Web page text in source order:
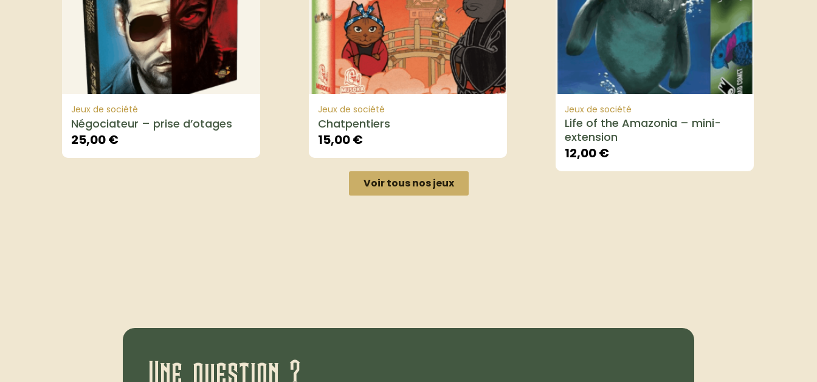
Jeux de société
Négociateur – prise d’otages
25,00€
Jeux de société
Chatpentiers
15,00€
Jeux de société
Life of the Amazonia – mini-
extension
12,00€
Voir tous nos jeux